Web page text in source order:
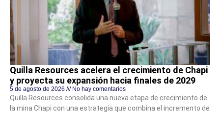
Quilla Resources acelera el crecimiento de Chapi
y proyecta su expansión hacia finales de 2029
5 de agosto de 2026 No hay comentarios
Quilla Resources consolida una nueva etapa de crecimiento de
la mina Chapi con una estrategia que combina el incremento de